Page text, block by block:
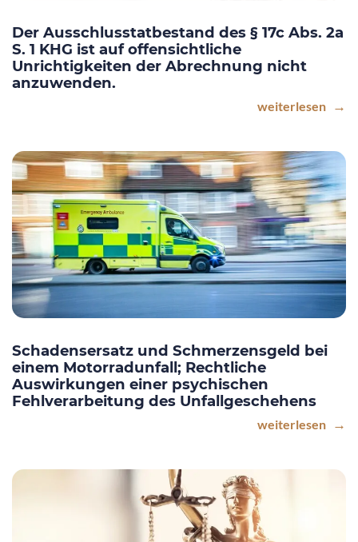
Der Ausschlusstatbestand des § 17c Abs. 2a
S. 1 KHG ist auf offensichtliche
Unrichtigkeiten der Abrechnung nicht
anzuwenden.
weiterlesen
Schadensersatz und Schmerzensgeld bei
einem Motorradunfall; Rechtliche
Auswirkungen einer psychischen
Fehlverarbeitung des Unfallgeschehens
weiterlesen